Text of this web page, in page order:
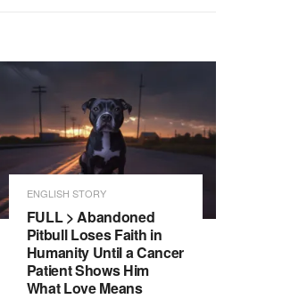
ENGLISH STORY
FULL > Abandoned
Pitbull Loses Faith in
Humanity Until a Cancer
Patient Shows Him
What Love Means